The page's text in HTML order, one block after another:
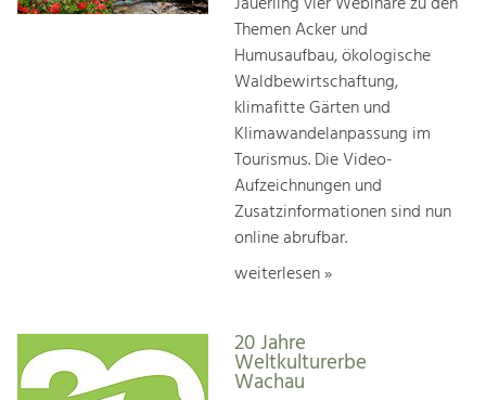
Themen Acker und
Humusaufbau, ökologische
Waldbewirtschaftung,
klimafitte Gärten und
Klimawandelanpassung im
Tourismus. Die Video-
Aufzeichnungen und
Zusatzinformationen sind nun
online abrufbar.
weiterlesen »
20 Jahre
Weltkulturerbe
Wachau